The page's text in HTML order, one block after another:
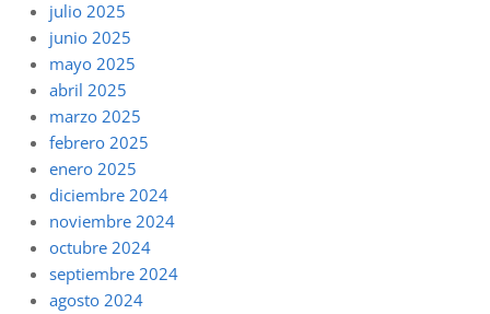
julio 2025
junio 2025
mayo 2025
abril 2025
marzo 2025
febrero 2025
enero 2025
diciembre 2024
noviembre 2024
octubre 2024
septiembre 2024
agosto 2024